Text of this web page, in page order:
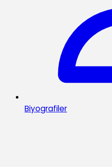
Biyografiler